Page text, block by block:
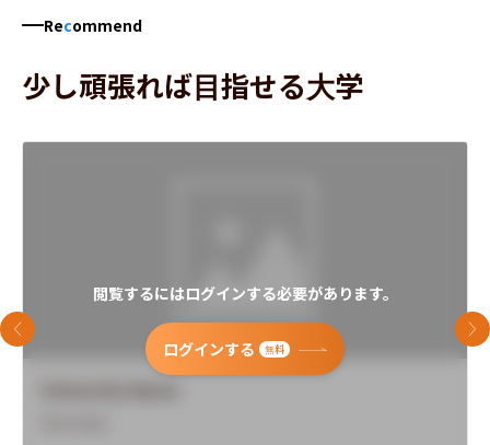
Recommend
少し頑張れば目指せる大学
閲覧するにはログインする必要があります。
ログインする 無料
前のスライド 次